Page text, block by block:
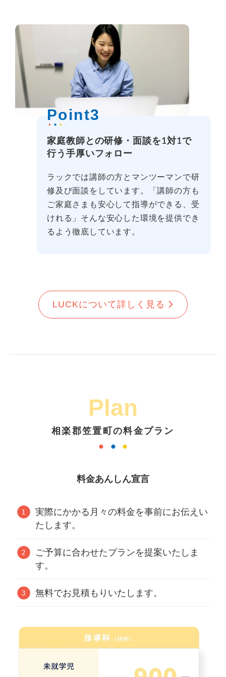
Point3
家庭教師との研修・面談を1対1で
行う手厚いフォロー
ラックでは講師の方とマンツーマンで研
修及び面談をしています。「講師の方も
ご家庭さまも安心して指導ができる、受
けれる」そんな安心した環境を提供でき
るよう徹底しています。
LUCKについて詳しく見る
Plan
相楽郡笠置町の料金プラン
料金あんしん宣言
実際にかかる月々の料金を事前にお伝えい
たします。
ご予算に合わせたプランを提案いたしま
す。
無料でお見積もりいたします。